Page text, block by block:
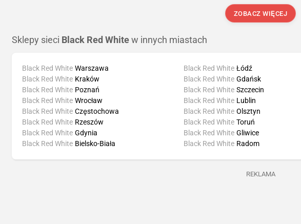
ZOBACZ WIĘCEJ
Sklepy sieci Black Red White w innych miastach
Black Red White Warszawa
Black Red White Kraków
Black Red White Poznań
Black Red White Wrocław
Black Red White Łódź
Black Red White Gdańsk
Black Red White Szczecin
Black Red White Lublin
Black Red White Częstochowa
Black Red White Rzeszów
Black Red White Gdynia
Black Red White Bielsko-Biała
Black Red White Olsztyn
Black Red White Toruń
Black Red White Gliwice
Black Red White Radom
REKLAMA